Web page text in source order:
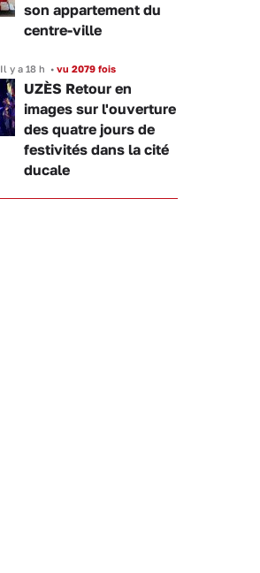
son appartement du
centre-ville
Il y a 18 h • vu 2079 fois
UZÈS Retour en
images sur l'ouverture
des quatre jours de
festivités dans la cité
ducale